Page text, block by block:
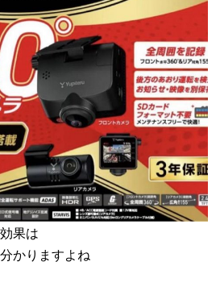
果は
かりますよね